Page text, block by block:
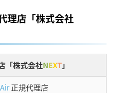
理店「株式会社
「株式会社NEXT」
Air正規代理店